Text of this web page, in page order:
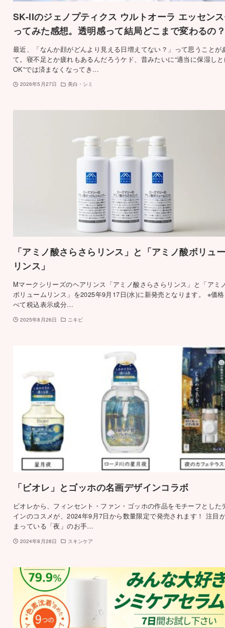
SK-IIのジェノプティクス ウルトオーラ エッセン
ってみた感想。透明感って結局どこまで変わるの
最近、「なんか顔がどんより見える日増えてない？」って思うことが
て。寝不足とか疲れもあるんだろうケド、昔みたいに“適当に保湿し
OK”では済まなくなってき…
2026年5月27日 美白・シミ
「アミノ酸さらさらリンス」と「アミノ酸ボリュ
リンス」
Mマークシリーズのヘアリンス「アミノ酸さらさらリンス」と「アミ
ボリュームリンス」を2025年9月17日(水)に新発売となります。 ※価
べて税込表示成分…
2025年8月26日 ニキビ
「ビオレ」とゴッホの名画デザインコラボ
ビオレから、フィンセント・ファン・ゴッホの作品をモチーフとした
インのコスメが、2024年9月7日から数量限定で発売されます！ 注目
まっている「夜」のお手…
2024年8月28日 スキンケア